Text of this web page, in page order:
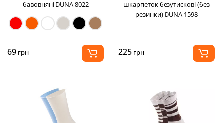
бавовняні DUNA 8022
69 грн
шкарпеток безутискові (без
резинки) DUNA 1598
225 грн